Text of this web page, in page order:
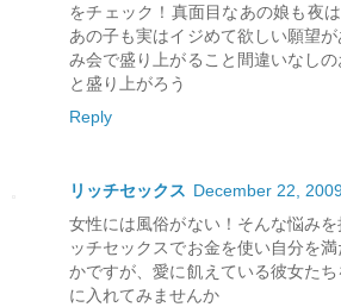
をチェック！真面目なあの娘も夜
あの子も実はイジめて欲しい願望
み会で盛り上がること間違いなし
と盛り上がろう
Reply
リッチセックス December 22,
女性には風俗がない！そんな悩み
ッチセックスでお金を使い自分を
かですが、愛に飢えている彼女た
に入れてみませんか